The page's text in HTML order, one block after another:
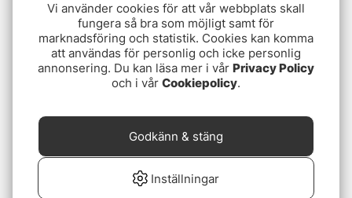
Vi använder cookies för att vår webbplats skall
fungera så bra som möjligt samt för
marknadsföring och statistik. Cookies kan komma
att användas för personlig och icke personlig
annonsering. Du kan läsa mer i vår Privacy Policy
och i vår Cookiepolicy.
Inställningar
Godkänn & stäng